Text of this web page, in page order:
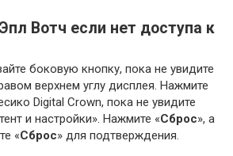
Вотч если нет доступа к
боковую кнопку, пока не увидите
верхнем углу дисплея. Нажмите
Digital Crown, пока не увидите
и настройки». Нажмите «Сброс», а
«Сброс» для подтверждения.